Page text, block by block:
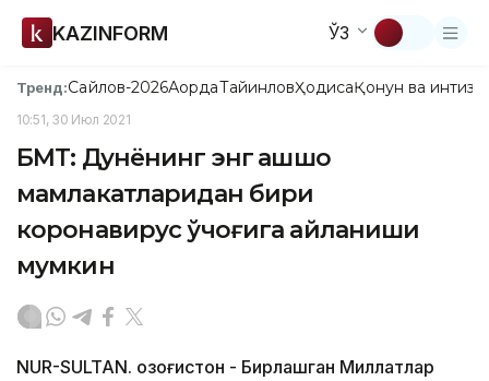
KAZINFORM ЎЗ
Тренд:Сайлов-2026АқордаТайинловҲодисаҚонун ва
10:51, 30 Июл 2021
БМТ: Дунёнинг энг қашшоқ
мамлакатларидан бири
коронавирус ўчоғига айланиши
мумкин
NUR-SULTAN. Қозоғистон - Бирлашган Миллатлар